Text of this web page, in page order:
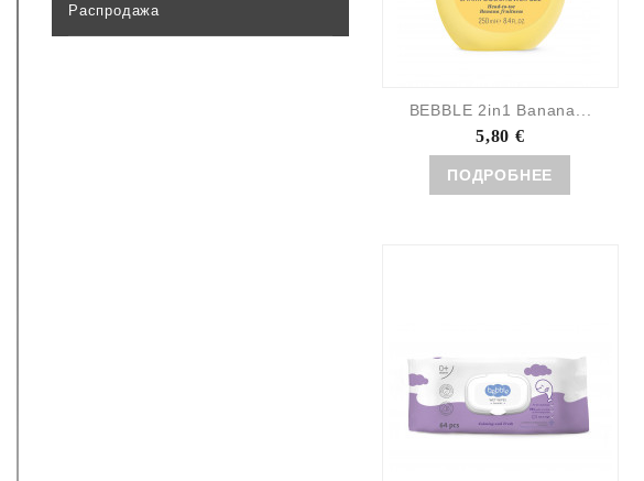
Распродажа
BEBBLE 2in1 Banana...
5,80 €
ПОДРОБНЕЕ